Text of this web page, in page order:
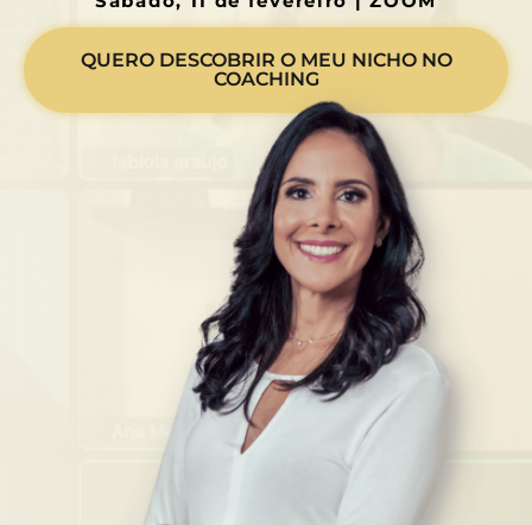
QUERO DESCOBRIR O MEU NICHO NO
COACHING